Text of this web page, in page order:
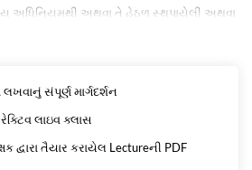
અધિનિયમથી અથવા તે હેઠળ સ્થપાયેલી અથવા
કમિશન અધિનિયમ, ૧૯૫૬ની કલમ ૩ હેઠળ
સંપૂર્ણ માર્ગદર્શન
લાઇવ ક્લાસ
દ્વારા તૈયાર કરાયેલ Lectureની PDF